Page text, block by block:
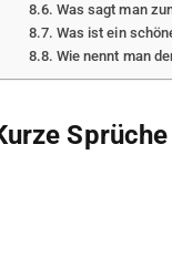
Was sagt man
Was ist ein
Wie nennt man